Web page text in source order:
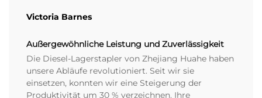
Victoria Barnes
Außergewöhnliche Leistung und Zuverlässigkeit
Die Diesel-Lagerstapler von Zhejiang Huahe haben
unsere Abläufe revolutioniert. Seit wir sie
einsetzen, konnten wir eine Steigerung der
Produktivität um 30 % verzeichnen. Ihre